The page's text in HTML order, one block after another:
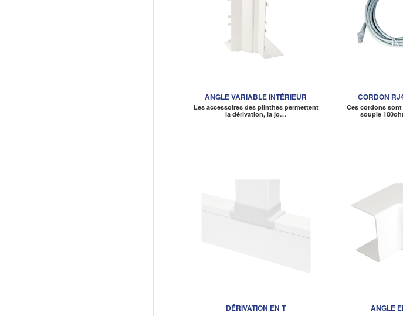
ANGLE VARIABLE INTÉRIEUR
Les accessoires des plinthes permettent
la dérivation, la jo…
CORDON
Ces cordons sont
souple
DÉRIVATION EN T ANGLE